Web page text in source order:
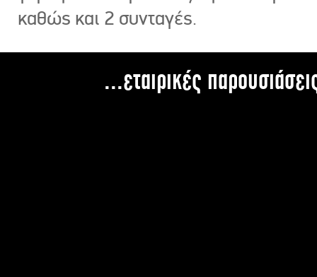
καθώς και 2 συνταγές.
...εταιρικές